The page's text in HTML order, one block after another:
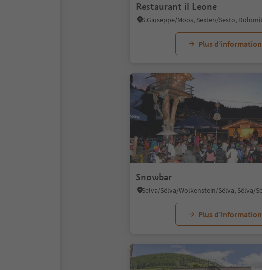
Restaurant il Leone
Plus d’information
Snowbar
Plus d’information